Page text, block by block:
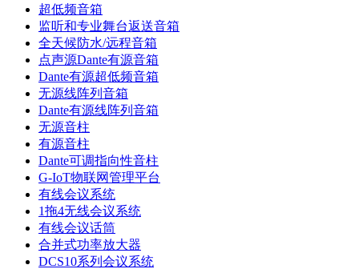
超低频音箱
监听和专业舞台返送音箱
全天候防水/远程音箱
点声源Dante有源音箱
Dante有源超低频音箱
无源线阵列音箱
Dante有源线阵列音箱
无源音柱
有源音柱
Dante可调指向性音柱
G-IoT物联网管理平台
有线会议系统
1拖4无线会议系统
有线会议话筒
合并式功率放大器
DCS10系列会议系统